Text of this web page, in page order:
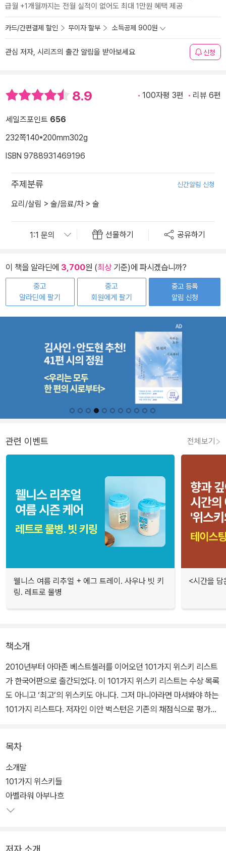
급월 +1개월까지는 전월 실적이 없어도 최대 1만원 혜택 제공
카드/간편결제 할인 무이자 할부 소득공제 900원
관심 저자, 시리즈의 출간 알림을 받아보세요 신청
8.9 100자평 3편 리뷰 6편
세일즈포인트 656
232쪽140*200mm302g
ISBN 9788931469196
주제분류 신간알림 신청
요리/살림 > 술/음료/차 > 술
선물하기 공유하기
이 책을 알라딘에 3,700원 (최상기준)에 파시겠습니까?
중고
알라딘에 팔기
중고
회원에게 팔기
중고 등록
알림 신청
관련 이벤트 전체보기
웰니스 여름 리추얼 + 에그 트레이. 사우나 빗 키
링. 레트로 물병
<시간을
책소개
2010년부터 아마존 베스트셀러를 이어오던 101가지 위스키 리스트
가 한국어판으로 출간되었다. 이 101가지 위스키 리스트는 수상 목록
도 아니고 ‘최고’의 위스키도 아니다. 그저 마니아라면 마셔봐야 하는
101가지 리스트다. 저자인 이안 벅스턴은 기존의 채점식으로 평가되
지 않은 우수한 제품을 추천한다.
위스키에 대한 설명과 생산자, 배경지식들을 함께 기재해 두었으니
이 정보들이 흥미롭고 쓸모 있는 정보이기를 바란다. 또한 책에 있는
그 모든 정보보다 여러분에게 소중할 개인의 선호 제품과 여러분만의
목차
소개말
101가지 위스키들
아벨라워 아부나흐